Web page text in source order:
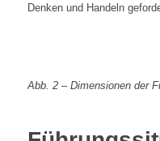
Denken und Handeln
Abb. 2 – Dimensionen der